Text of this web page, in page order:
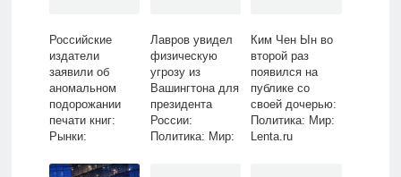
Российские
издатели
заявили об
аномальном
подорожании
печати книг:
Рынки:
Lenta.ru
Лавров увидел
физическую
угрозу из
Вашингтона для
президента
России:
Политика: Мир:
Ким Чен Ын во
второй раз
появился на
публике со
своей дочерью:
Политика: Мир:
Lenta.ru